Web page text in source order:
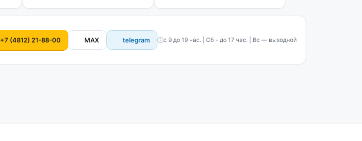
+7 (4812) 21-88-00 MAX telegram с 9 до 19 час. | Сб - до 17 час. | Вс — выходной